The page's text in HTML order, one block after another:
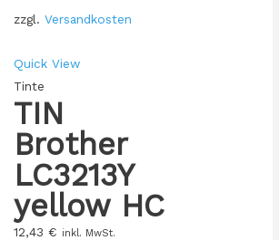
zzgl. Versandkosten
Quick View
Tinte
TIN
Brother
LC3213Y
yellow HC
12,43 € inkl. MwSt.